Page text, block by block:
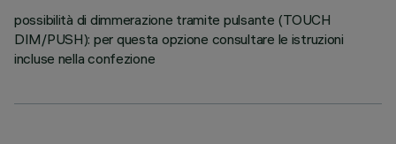
possibilità di dimmerazione tramite pulsante (TOUCH
DIM/PUSH): per questa opzione consultare le istruzioni
incluse nella confezione